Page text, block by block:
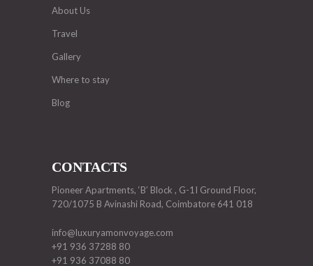
About Us
Travel
Gallery
Where to stay
Blog
CONTACTS
Pioneer Apartments, ‘B’ Block , G-1I Ground Floor,
720/1075 B Avinashi Road, Coimbatore 641 018
info@luxuryamonvoyage.com
+91 936 37288 80
+91 936 37088 80